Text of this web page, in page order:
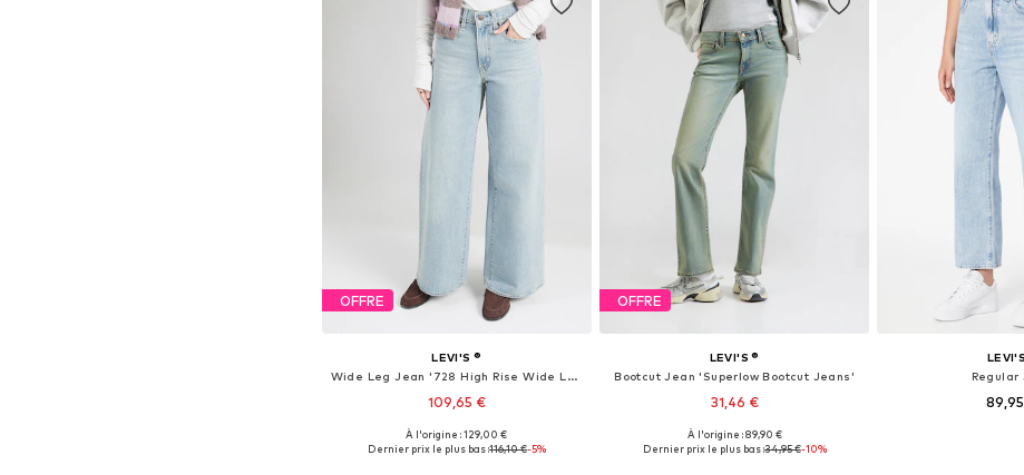
OFFRE
LEVI'S ®
Wide Leg Jean '728 High Rise Wide Leg'
109,65 €
Disponible en plusieurs tailles
À l'origine : 129,00 €
Dernier prix le plus bas :116,10 €-5%
OFFRE
LEVI'S ®
Bootcut Jean 'Superlow Bootcut Jeans'
31,46 €
Disponible en plusieurs tailles
À l'origine : 89,90 €
Dernier prix le plus bas :34,95 €-10%
Regular